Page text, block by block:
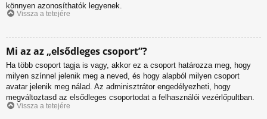
könnyen azonosíthatók legyenek.
Vissza a tetejére
Mi az az „elsődleges csoport”?
Ha több csoport tagja is vagy, akkor ez a csoport határozza meg, hogy
milyen színnel jelenik meg a neved, és hogy alapból milyen csoport
avatar jelenik meg nálad. Az adminisztrátor engedélyezheti, hogy
megváltoztasd az elsődleges csoportodat a felhasználói vezérlőpultban.
Vissza a tetejére